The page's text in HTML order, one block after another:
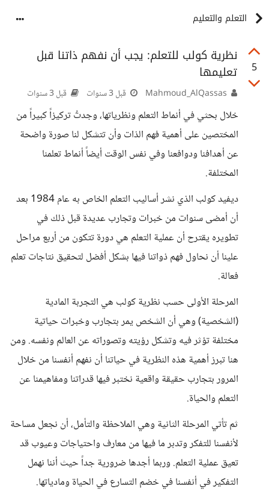
التعلم والتعليم
5
نظرية كولب للتعلم: يجب أن نفهم ذاتنا قبل
تعليمها
قبل 3 سنوات قبل 3 سنوات
خلال بحثي في أنماط التعلم ونظرياتها، وجدتُ تركيزاً كبيراً من
المختصين على أهمية فهم الذات وأن تتشكل لنا صورة واضحة
عن أهدافنا ودوافعنا وفي نفس الوقت أيضاً أنماط تعلمنا
المختلفة.
ديفيد كولب الذي نشر أساليب التعلم الخاص به عام 1984 بعد
أن أمضى سنوات من خبرات وتجارب عديدة قبل ذلك في
تطويره يقترح أن عملية التعلم هي دورة تتكون من أربع مراحل
علينا أن نحاول فهم ذواتنا فيها بشكل أفضل لتحقيق نتاجات تعلم
فعالة.
المرحلة الأولى حسب نظرية كولب هي التجربة المادية
(الشخصية) وهي أن الشخص يمر بتجارب وخبرات حياتية
مختلفة تؤثر فيه وتشكل رؤيته وتصوراته عن العالم ونفسه. ومن
هنا تبرز أهمية هذه النظرية في حياتنا أن نفهم أنفسنا من خلال
المرور بتجارب حقيقة واقعية نختبر فيها قدراتنا ومفاهيمنا عن
التعلم والحياة.
ثم تأتي المرحلة الثانية وهي الملاحظة والتأمل، أن نجعل مساحة
لأنفسنا للتفكر وتدبر ما فيها من معارف واحتياجات وعيوب قد
تعيق عملية التعلم. وربما أجدها ضرورية جداً حيث أننا نهمل
التفكير في أنفسنا في خضم التسارع في الحياة ومادياتها.